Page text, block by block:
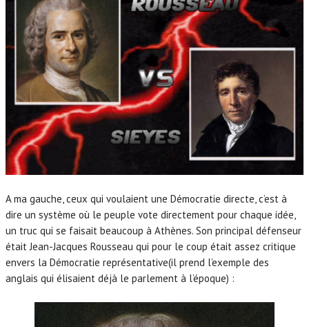
A ma gauche, ceux qui voulaient une Démocratie directe, c’est à
dire un système où le peuple vote directement pour chaque idée,
un truc qui se faisait beaucoup à Athènes. Son principal défenseur
était Jean-Jacques Rousseau qui pour le coup était assez critique
envers la Démocratie représentative(il prend l’exemple des
anglais qui élisaient déjà le parlement à l’époque) :